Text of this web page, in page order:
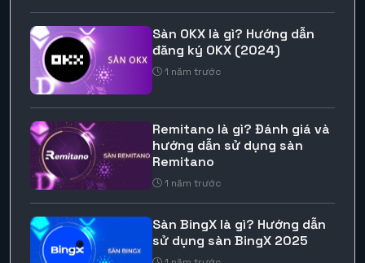
Sàn OKX là gì? Hướng dẫn
đăng ký OKX (2024)
1 năm trước
Remitano là gì? Đánh giá và
hướng dẫn sử dụng sàn
Remitano
1 năm trước
Sàn BingX là gì? Hướng dẫn
sử dụng sàn BingX 2025